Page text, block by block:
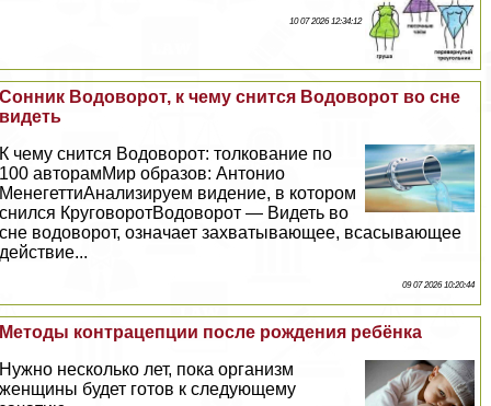
10 07 2026 12:34:12
Сонник Водоворот, к чему снится Водоворот во сне
видеть
К чему снится Водоворот: толкование по
100 авторамМир образов: Антонио
МенегеттиАнализируем видение, в котором
снился КруговоротВодоворот — Видеть во
сне водоворот, означает захватывающее, всасывающее
действие...
09 07 2026 10:20:44
Методы кoнтpaцепции после рождения ребёнка
Нужно несколько лет, пока организм
женщины будет готов к следующему